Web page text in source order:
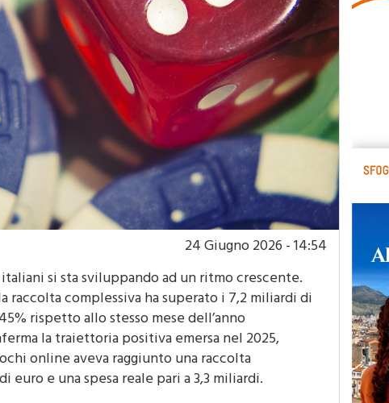
24 Giugno 2026 - 14:54
si sta sviluppando ad un ritmo crescente.
raccolta complessiva ha superato i 7,2 miliardi di
rispetto allo stesso mese dell’anno
la traiettoria positiva emersa nel 2025,
online aveva raggiunto una raccolta
euro e una spesa reale pari a 3,3 miliardi.